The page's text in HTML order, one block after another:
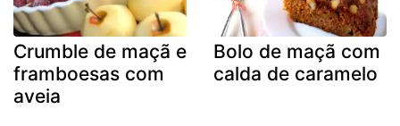
Crumble de maçã e
framboesas com
aveia
Bolo de maçã com
calda de caramelo